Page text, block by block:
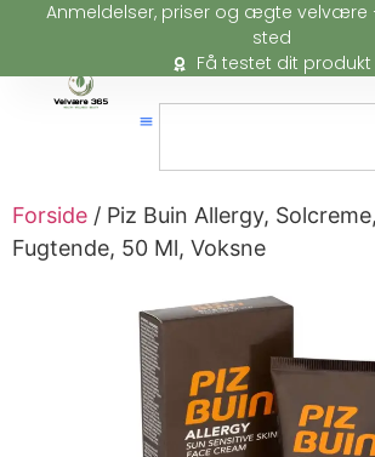
Anmeldelser, priser og ægte velvære
sted
Få testet dit produkt
Forside / Piz Buin Allergy,
Fugtende, 50 Ml, Voksne